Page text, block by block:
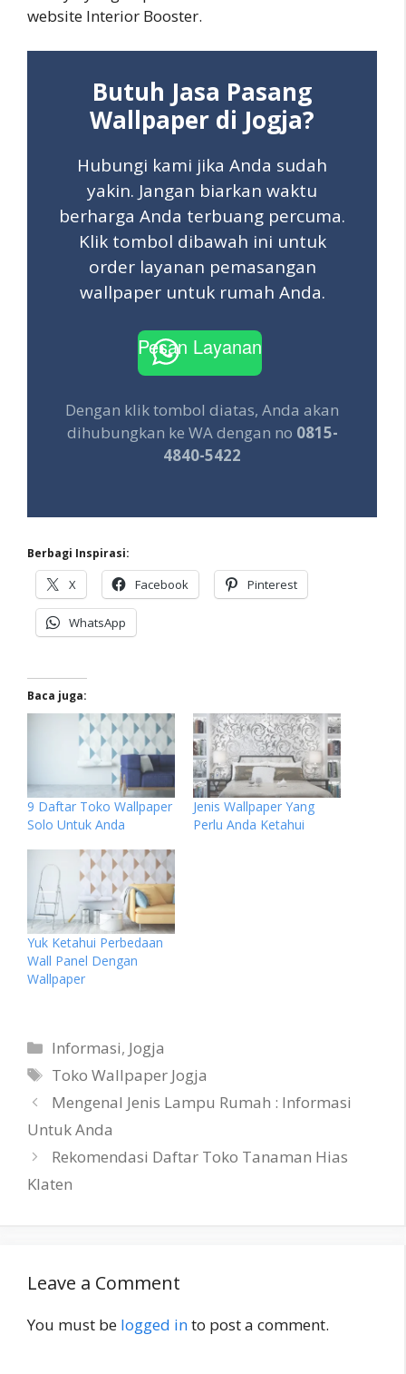
website Interior Booster.
Butuh Jasa Pasang
Wallpaper di Jogja?
Hubungi kami jika Anda sudah
yakin. Jangan biarkan waktu
berharga Anda terbuang percuma.
Klik tombol dibawah ini untuk
order layanan pemasangan
wallpaper untuk rumah Anda.
Pesan Layanan
Dengan klik tombol diatas, Anda akan
dihubungkan ke WA dengan no 0815-
4840-5422
Berbagi Inspirasi:
X Facebook Pinterest
WhatsApp
Baca juga:
9 Daftar Toko Wallpaper
Solo Untuk Anda
Jenis Wallpaper Yang
Perlu Anda Ketahui
Yuk Ketahui Perbedaan
Wall Panel Dengan
Wallpaper
Categories
Informasi, Jogja
Tags
Toko Wallpaper Jogja
Mengenal Jenis Lampu Rumah : Informasi
Untuk Anda
Rekomendasi Daftar Toko Tanaman Hias
Klaten
Leave a Comment
You must be logged into post a comment.